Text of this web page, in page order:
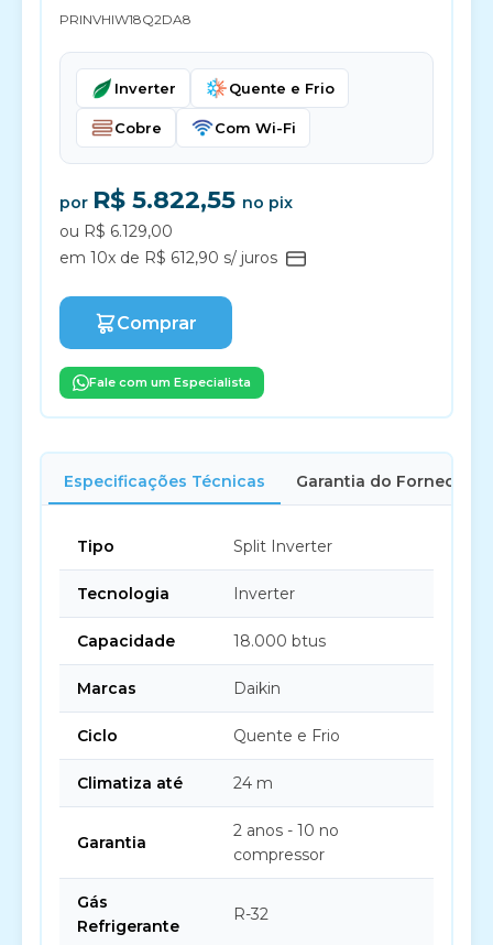
PRINVHIW18Q2DA8
Inverter Quente e Frio
Cobre Com Wi-Fi
por R$ 5.822,55 no pix
ou R$ 6.129,00
em 10x de R$ 612,90 s/ juros
Comprar
Fale com um Especialista
Especificações Técnicas Garantia do Fornecedor
Tipo Split Inverter
Tecnologia Inverter
Capacidade 18.000 btus
Marcas Daikin
Ciclo Quente e Frio
Climatiza até 24 m
Garantia
2 anos - 10 no
compressor
Gás
Refrigerante
R-32